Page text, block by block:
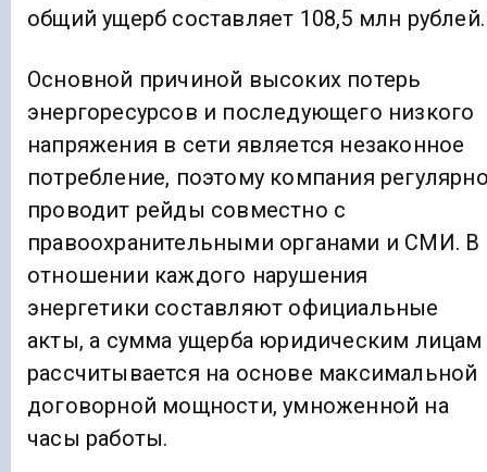
общий ущерб составляет 108,5 млн рублей.
Основной причиной высоких потерь
энергоресурсов и последующего низкого
напряжения в сети является незаконное
потребление, поэтому компания
проводит рейды совместно с
правоохранительными органами и СМИ. В
отношении каждого нарушения
энергетики составляют официальные
акты, а сумма ущерба юридическим лицам
рассчитывается на основе максимальной
договорной мощности, умноженной на
часы работы.